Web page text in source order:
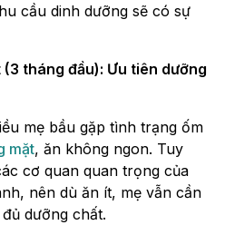
cầu dinh dưỡng sẽ có sự
tháng đầu): Ưu tiên dưỡng
mẹ bầu gặp tình trạng ốm
mặt, ăn không ngon. Tuy
cơ quan quan trọng của
nên dù ăn ít, mẹ vẫn cần
dưỡng chất.